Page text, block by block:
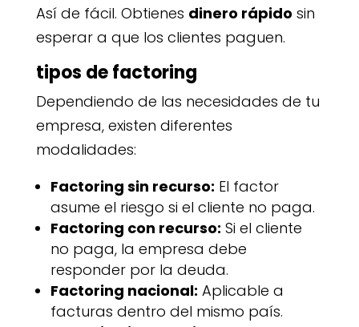
Así de fácil. Obtienes dinero rápido sin
esperar a que los clientes paguen.
tipos de factoring
Dependiendo de las necesidades de tu
empresa, existen diferentes
modalidades:
Factoring sin recurso: El factor
asume el riesgo si el cliente no paga.
Factoring con recurso: Si el cliente
no paga, la empresa debe
responder por la deuda.
Factoring nacional: Aplicable a
facturas dentro del mismo país.